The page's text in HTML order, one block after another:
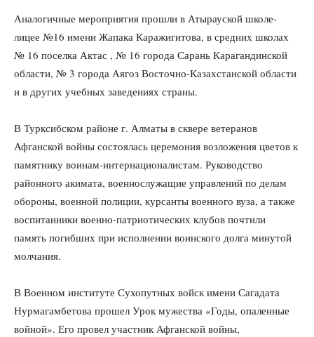
Аналогичные мероприятия прошли в Атырауской школе-
лицее №16 имени Жапака Каражигитова, в средних школах
№ 16 поселка Актас , № 16 города Сарань Карагандинской
области, № 3 города Аягоз Восточно-Казахстанской области
и в других учебных заведениях страны.
В Турксибском районе г. Алматы в сквере ветеранов
Афганской войны состоялась церемония возложения цветов к
памятнику воинам-интернационалистам. Руководство
районного акимата, военнослужащие управлений по делам
обороны, военной полиции, курсанты военного вуза, а также
воспитанники военно-патриотических клубов почтили
память погибших при исполнении воинского долга минутой
молчания.
В Военном институте Сухопутных войск имени Сагадата
Нурмагамбетова прошел Урок мужества «Годы, опаленные
войной». Его провел участник Афганской войны,